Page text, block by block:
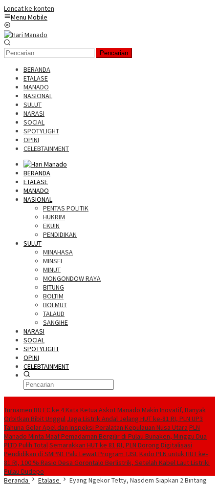
Loncat ke konten
Menu Mobile
Pencarian
BERANDA
ETALASE
MANADO
NASIONAL
SULUT
NARASI
SOCIAL
SPOTYLIGHT
OPINI
CELEBTAINMENT
BERANDA
ETALASE
MANADO
NASIONAL
PENTAS POLITIK
HUKRIM
EKUIN
PENDIDIKAN
SULUT
MINAHASA
MINSEL
MINUT
MONGONDOW RAYA
BITUNG
BOLTIM
BOLMUT
TALAUD
SANGIHE
NARASI
SOCIAL
SPOTYLIGHT
OPINI
CELEBTAINMENT
Turnamen BU FC ke 4 Kata Ketua Askot Manado Makin Inovatif, Banyak
Orbitkan Bibit Unggul Jaga Listrik Andal Jelang HUT ke-81 RI, PLN UP3
Tahuna Gelar Apel dan Inspeksi Peralatan Kepulauan Nusa Utara PLN
Manado Minta Maaf Pemadaman Bergilir di Pulau Bunaken, Minggu Dua
PLTD Pulih TotalSemarakkan HUT ke 81 RI, PLN Dorong Digitalisasi
Pendidikan di SMPN1 Palu Lewat Program TJSLKado PLN untuk HUT ke-
81 RI, 100 % Rasio Desa Gorontalo Berlistrik, Setelah Kabel Laut Listriki
Pulau Dudepo
Beranda
Etalase Eyang Ngekor Tetty, Nasdem Siapkan 2 Bintang